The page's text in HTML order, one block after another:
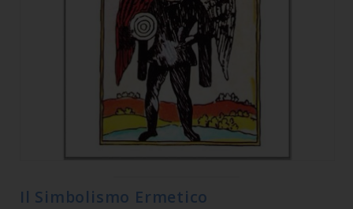
Il Simbolismo Ermetico